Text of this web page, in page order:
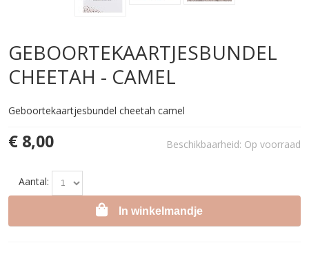
GEBOORTEKAARTJESBUNDEL
CHEETAH - CAMEL
Geboortekaartjesbundel cheetah camel
Beschikbaarheid: Op voorraad
€ 8,00
Aantal:
In winkelmandje